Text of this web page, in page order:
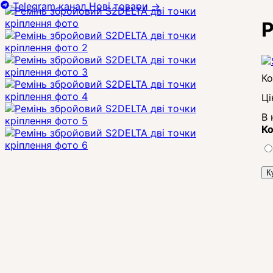
В
Telegram канал Нові товари →